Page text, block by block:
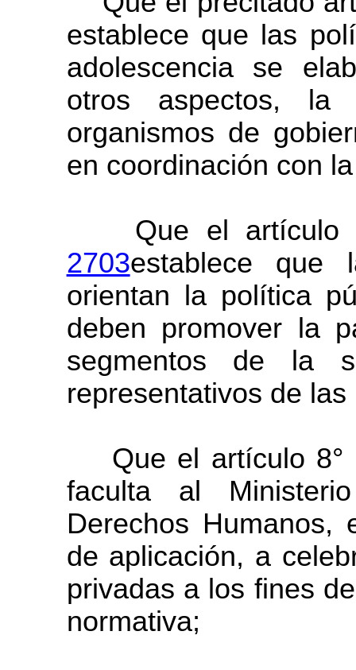
establece que las
adolescencia se
otros aspectos, la
organismos de
en coordinación con
Que el artículo
2703establece que
orientan la política
deben promover la
segmentos de la
representativos de
Que el artículo 8°
faculta al
Derechos Humanos,
de aplicación, a
privadas a los fines
normativa;